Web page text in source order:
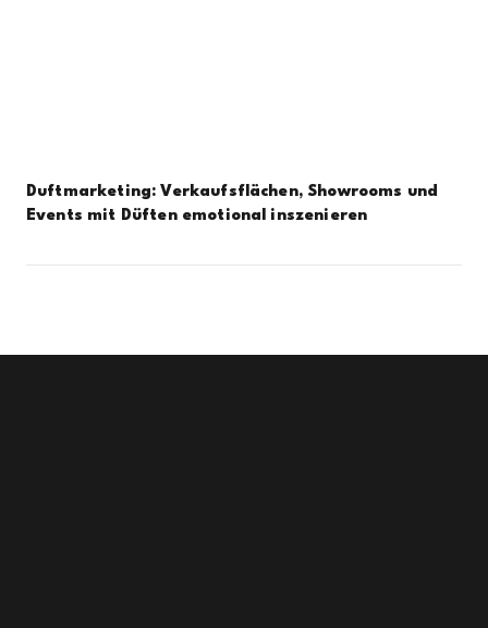
Duftmarketing: Verkaufsflächen, Showrooms und
Events mit Düften emotional inszenieren